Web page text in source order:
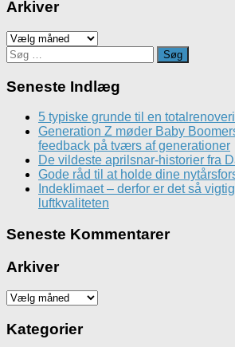
Arkiver
Arkiver
Søg
efter:
Seneste Indlæg
5 typiske grunde til en
Generation Z møder Baby
feedback på tværs af generationer
De vildeste aprilsnar-historier fra
Gode råd til at holde dine
Indeklimaet – derfor er det så
luftkvaliteten
Seneste Kommentarer
Arkiver
Arkiver
Kategorier